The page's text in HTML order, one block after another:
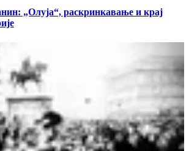
„Олуја“, раскринкавање и крај